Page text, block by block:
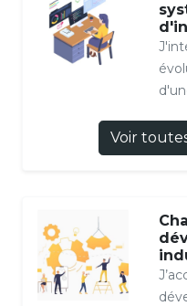
Voir